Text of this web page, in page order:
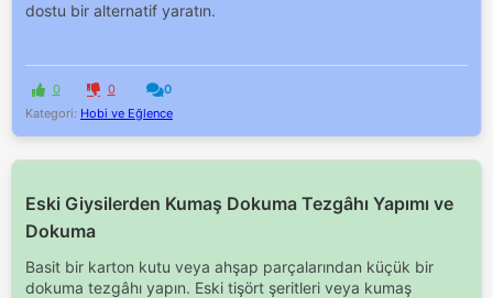
dostu bir alternatif yaratın.
0 0
0
Kategori: Hobi ve Eğlence
Eski Giysilerden Kumaş Dokuma Tezgâhı Yapımı ve
Dokuma
Basit bir karton kutu veya ahşap parçalarından küçük bir
dokuma tezgâhı yapın. Eski tişört şeritleri veya kumaş